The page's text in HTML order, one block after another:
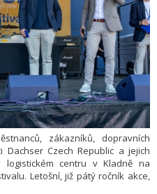
zákazníků, dopravních
Czech Republic a jejich
centru v Kladně na
Letošní, již pátý ročník akce,